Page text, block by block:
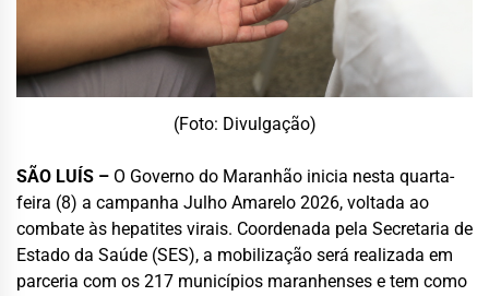
(Foto: Divulgação)
SÃO LUÍS – O Governo do Maranhão inicia nesta quarta-
feira (8) a campanha Julho Amarelo 2026, voltada ao
combate às hepatites virais. Coordenada pela Secretaria de
Estado da Saúde (SES), a mobilização será realizada em
parceria com os 217 municípios maranhenses e tem como